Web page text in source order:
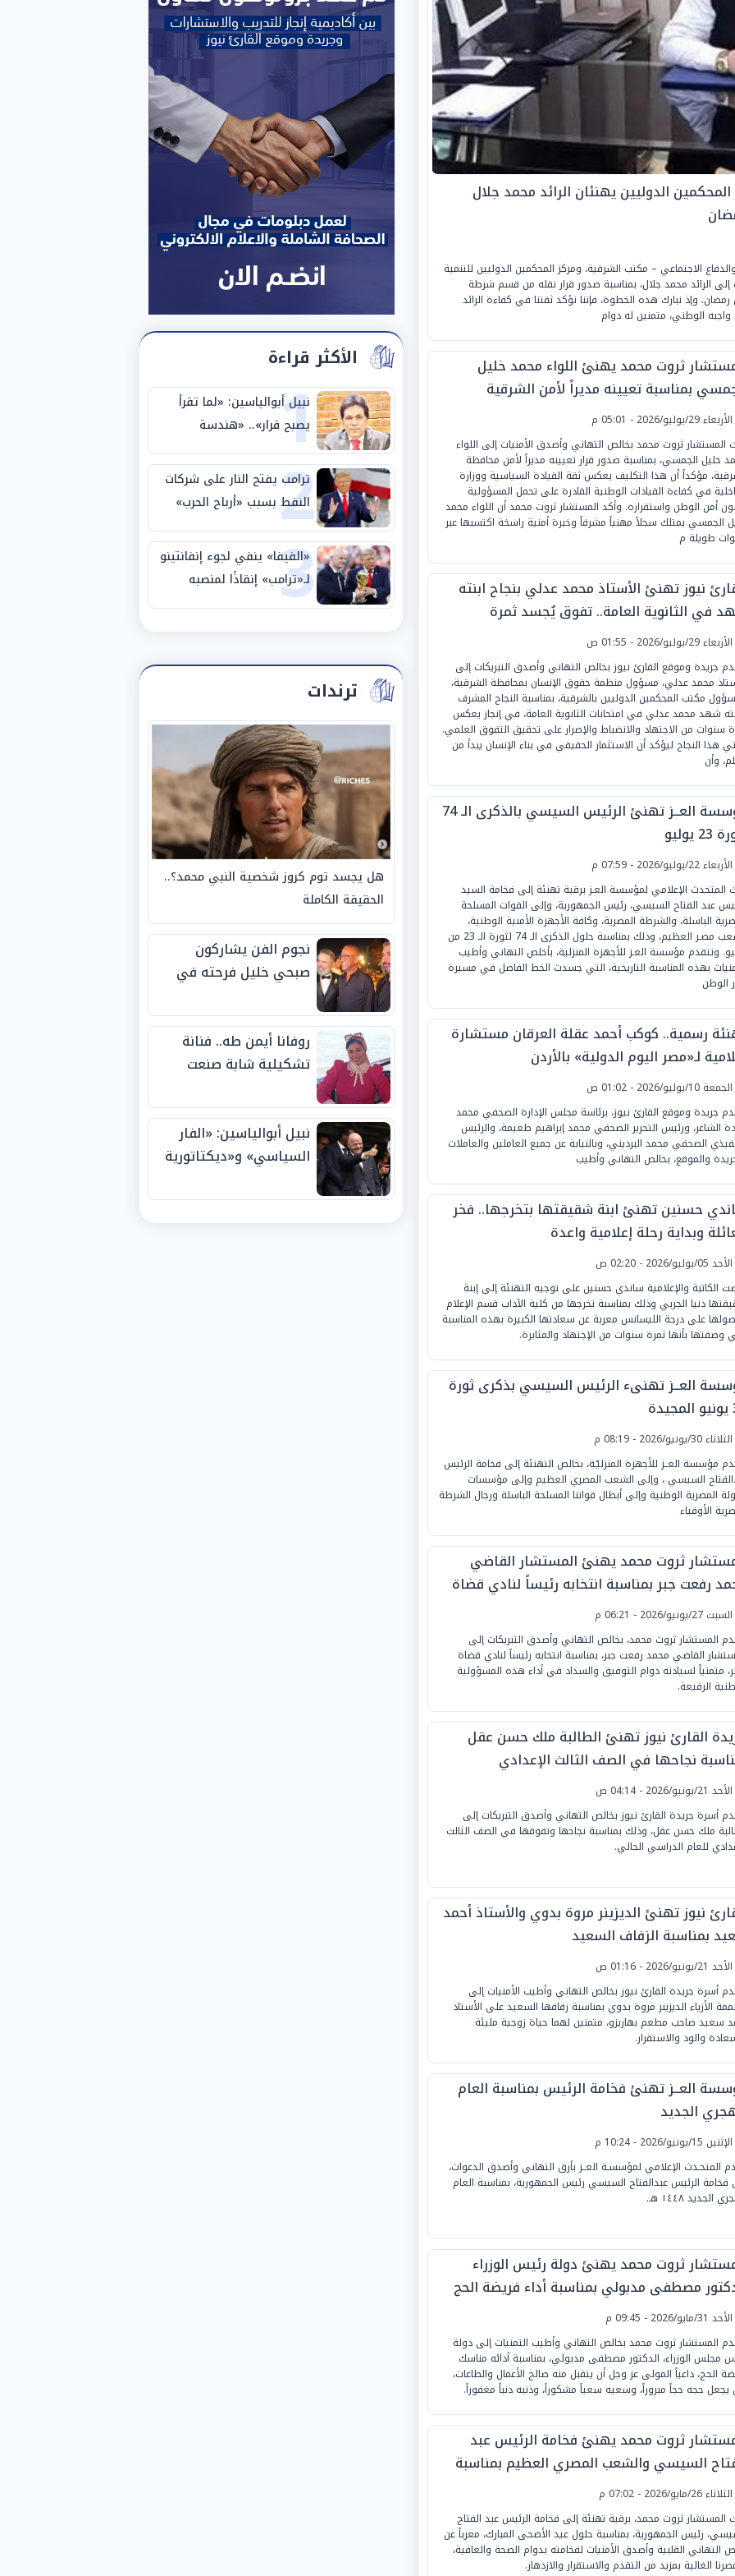
الدوليين يهنئان الرائد محمد جلال
الاجتماعي – مكتب الشرقية، ومركز المحكمين الدوليين للتنمية
إلى الرائد محمد جلال، بمناسبة صدور قرار نقله من قسم شرطة
وإذ نبارك هذه الخطوة، فإننا نؤكد ثقتنا في كفاءة الرائد
الوطني، متمنين له دوام
ثروت محمد يهنئ اللواء محمد خليل
بمناسبة تعيينه مديراً لأمن الشرقية
الأربعاء 29/يوليو/2026 - 05:01 م
المستشار ثروت محمد بخالص التهاني وأصدق الأمنيات إلى اللواء
خليل الجمسي، بمناسبة صدور قرار تعيينه مديراً لأمن محافظة
مؤكداً أن هذا التكليف يعكس ثقة القيادة السياسية ووزارة
في كفاءة القيادات الوطنية القادرة على تحمل المسؤولية
أمن الوطن واستقراره. وأكد المستشار ثروت محمد أن اللواء محمد
الجمسي يمتلك سجلاً مهنياً مشرفاً وخبرة أمنية راسخة اكتسبها عبر
طويلة م
نيوز تهنئ الأستاذ محمد عدلي بنجاح ابنته
في الثانوية العامة.. تفوق يُجسد ثمرة
وطموح المستقبل
الأربعاء 29/يوليو/2026 - 01:55 ص
جريدة وموقع القارئ نيوز بخالص التهاني وأصدق التبريكات إلى
محمد عدلي، مسؤول منظمة حقوق الإنسان بمحافظة الشرقية،
مكتب المحكمين الدوليين بالشرقية، بمناسبة النجاح المشرف
شهد محمد عدلي في امتحانات الثانوية العامة، في إنجاز يعكس
سنوات من الاجتهاد والانضباط والإصرار على تحقيق التفوق العلمي.
هذا النجاح ليؤكد أن الاستثمار الحقيقي في بناء الإنسان يبدأ من
وأن
مؤسسة العــز تهنئ الرئيس السيسي بالذكرى الـ 74
يوليو
الأربعاء 22/يوليو/2026 - 07:59 م
المتحدث الإعلامي لمؤسسة العـز برقية تهنئة إلى فخامة السيد
عبد الفتاح السيسي، رئيس الجمهورية، وإلى القوات المسلحة
الباسلة، والشرطة المصرية، وكافة الأجهزة الأمنية الوطنية،
وشعب مصـر العظيم، وذلك بمناسبة حلول الذكرى الـ 74 لثورة الـ 23 من
وتتقدم مؤسسة العـز للأجهزة المنزلية، بأخلص التهاني وأطيب
بهذه المناسبة التاريخية، التي جسدت الخط الفاصل في مسيرة
الوطن
رسمية.. كوكب أحمد عقلة العرقان مستشارة
لـ«مصر اليوم الدولية» بالأردن
الجمعة 10/يوليو/2026 - 01:02 ص
جريدة وموقع القارئ نيوز، برئاسة مجلس الإدارة الصحفي محمد
الشاعر، ورئيس التحرير الصحفي محمد إبراهيم طعيمة، والرئيس
الصحفي محمد البرديني، وبالنيابة عن جميع العاملين والعاملات
والموقع، بخالص التهاني وأطيب
حسنين تهنئ ابنة شقيقتها بتخرجها.. فخر
وبداية رحلة إعلامية واعدة
الأحد 05/يوليو/2026 - 02:20 ص
الكاتبة والإعلامية ساندي حسنين على توجيه التهنئة إلى إبنة
دنيا الجربي وذلك بمناسبة تخرجها من كلية الآداب قسم الإعلام
على درجة الليسانس معربة عن سعادتها الكبيرة بهذه المناسبة
وصفتها بأنها ثمرة سنوات من الإجتهاد والمثابرة.
العــز تهنىء الرئيس السيسي بذكرى ثورة
الثلاثاء 30/يونيو/2026 - 08:19 م
مؤسسة العــز للأجهزة المنزليّـة، بخالص التهنئة إلى فخامة الرئيس
السيسي ، وإلى الشعب المصري العظيم وإلى مؤسسات
المصرية الوطنية وإلى أبطال قواتنا المسلحة الباسلة ورجال الشرطة
الأوفياء
ثروت محمد يهنئ المستشار القاضي
رفعت جبر بمناسبة انتخابه رئيساً لنادي قضاة
السبت 27/يونيو/2026 - 06:21 م
المستشار ثروت محمد، بخالص التهاني وأصدق التبريكات إلى
القاضي محمد رفعت جبر، بمناسبة انتخابه رئيساً لنادي قضاة
متمنياً لسيادته دوام التوفيق والسداد في أداء هذه المسؤولية
الرفيعة.
القارئ نيوز تهنئ الطالبة ملك حسن عقل
نجاحها في الصف الثالث الإعدادي
الأحد 21/يونيو/2026 - 04:14 ص
أسرة جريدة القارئ نيوز بخالص التهاني وأصدق التبريكات إلى
ملك حسن عقل، وذلك بمناسبة نجاحها وتفوقها في الصف الثالث
للعام الدراسي الحالي.
نيوز تهنئ الديزينر مروة بدوي والأستاذ أحمد
بمناسبة الزفاف السعيد
الأحد 21/يونيو/2026 - 01:16 ص
أسرة جريدة القارئ نيوز بخالص التهاني وأطيب الأمنيات إلى
الأزياء الديزينر مروة بدوي بمناسبة زفافها السعيد على الأستاذ
سعيد صاحب مطعم بهاريزو، متمنين لهما حياة زوجية مليئة
والود والاستقرار.
العــز تهنئ فخامة الرئيس بمناسبة العام
الجديد
الإثنين 15/يونيو/2026 - 10:24 م
المتحـدث الإعلامي لمؤسسـة العــز بأرق التهاني وأصدق الدعوات،
فخامة الرئيس عبدالفتاح السيسي رئيس الجمهورية، بمناسبة العام
الجديد ١٤٤٨ هـ.
ثروت محمد يهنئ دولة رئيس الوزراء
مصطفى مدبولي بمناسبة أداء فريضة الحج
الأحد 31/مايو/2026 - 09:45 م
المستشار ثروت محمد بخالص التهاني وأطيب التمنيات إلى دولة
مجلس الوزراء، الدكتور مصطفى مدبولي، بمناسبة أدائه مناسك
الحج، داعياً المولى عز وجل أن يتقبل منه صالح الأعمال والطاعات،
يجعل حجه حجاً مبروراً، وسعيه سعياً مشكوراً، وذنبه ذنباً مغفوراً.
ثروت محمد يهنئ فخامة الرئيس عبد
السيسي والشعب المصري العظيم بمناسبة
الأضحى المبارك
الثلاثاء 26/مايو/2026 - 07:02 م
المستشار ثروت محمد، برقية تهنئة إلى فخامة الرئيس عبد الفتاح
رئيس الجمهورية، بمناسبة حلول عيد الأضحى المبارك، معرباً عن
التهاني القلبية وأصدق الأمنيات لفخامته بدوام الصحة والعافية،
الغالية بمزيد من التقدم والاستقرار والازدهار.
الأكثر قراءة
1
نبيل أبوالياسين: «لما تقرأ
يصبح قرار».. «هندسة
الاستثمار السيادي» بين «ربط
الجيب بالوطن» و«سيادة
الكلمة»
2
ترامب يفتح النار على شركات
النفط بسبب «أرباح الحرب»
3
«الفيفا» ينفي لجوء إنفانتينو
لـ«ترامب» إنقاذًا لمنصبه
ترندات
هل يجسد توم كروز شخصية النبي محمد؟..
الحقيقة الكاملة
نجوم الفن يشاركون
صبحي خليل فرحته في
روفانا أيمن طه.. فنانة
تشكيلية شابة صنعت
الجوائز منذ الصغر
نبيل أبوالياسين: «الفار
السياسي» و«ديكتاتورية
الفيفا».. وإقالة